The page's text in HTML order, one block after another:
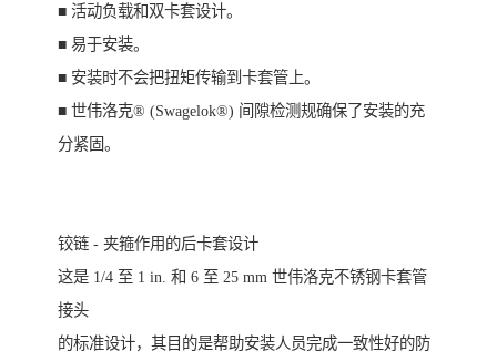
■ 活动负载和双卡套设计。
■ 易于安装。
■ 安装时不会把扭矩传输到卡套管上。
■ 世伟洛克® (Swagelok®) 间隙检测规确保了安装的充
分紧固。
铰链 - 夹箍作用的后卡套设计
这是 1/4 至 1 in. 和 6 至 25 mm 世伟洛克不锈钢卡套管
接头
的标准设计，其目的是帮助安装人员完成一致性好的防